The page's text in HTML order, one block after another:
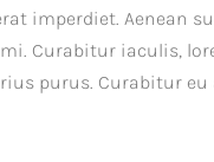
imperdiet. Aenean
Curabitur iaculis,
purus. Curabitur eu